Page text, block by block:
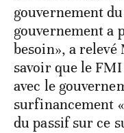
gouvernement
gouvernement a
besoin», a
savoir que le
avec le
surfinancement
du passif sur ce